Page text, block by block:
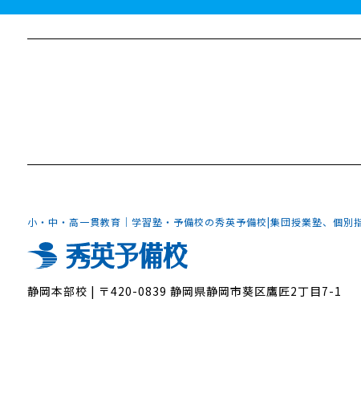
小・中・高一貫教育｜学習塾・予備校の秀英予備校|集団授業塾、個別
静岡本部校 | 〒420-0839 静岡県静岡市葵区鷹匠2丁目7-1